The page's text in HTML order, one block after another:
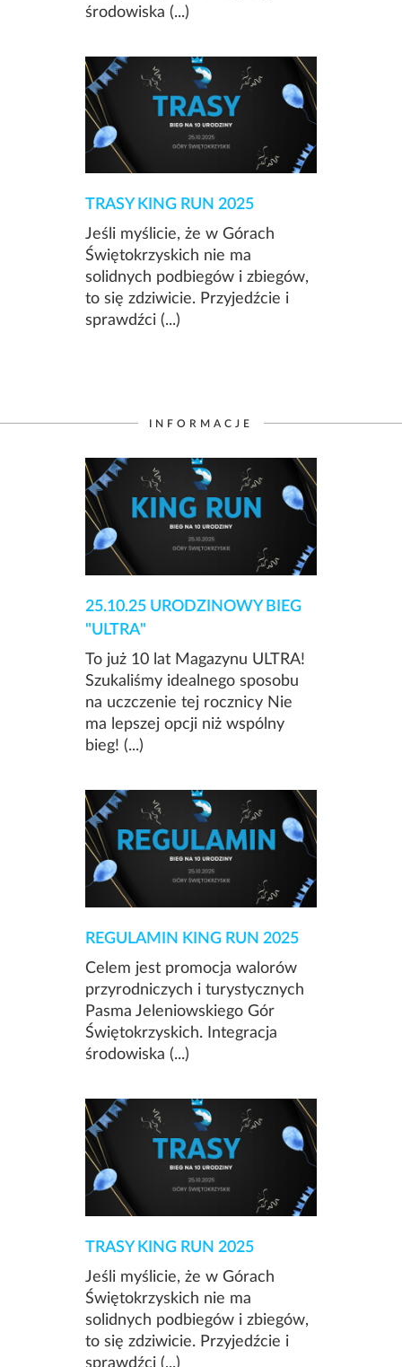
środowiska (...)
TRASY KING RUN 2025
Jeśli myślicie, że w Górach
Świętokrzyskich nie ma
solidnych podbiegów i zbiegów,
to się zdziwicie. Przyjedźcie i
sprawdźci (...)
INFORMACJE
25.10.25 URODZINOWY BIEG
"ULTRA"
To już 10 lat Magazynu ULTRA!
Szukaliśmy idealnego sposobu
na uczczenie tej rocznicy Nie
ma lepszej opcji niż wspólny
bieg! (...)
REGULAMIN KING RUN 2025
Celem jest promocja walorów
przyrodniczych i turystycznych
Pasma Jeleniowskiego Gór
Świętokrzyskich. Integracja
środowiska (...)
TRASY KING RUN 2025
Jeśli myślicie, że w Górach
Świętokrzyskich nie ma
solidnych podbiegów i zbiegów,
to się zdziwicie. Przyjedźcie i
sprawdźci (...)